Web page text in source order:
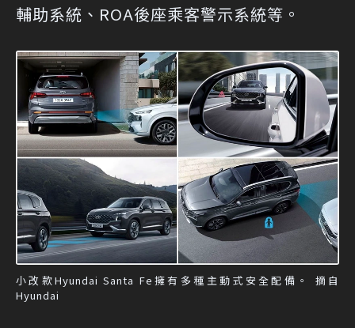
輔助系統、ROA後座乘客警示系統等。
小改款Hyundai Santa Fe擁有多種主動式安全配備。 摘自
Hyundai